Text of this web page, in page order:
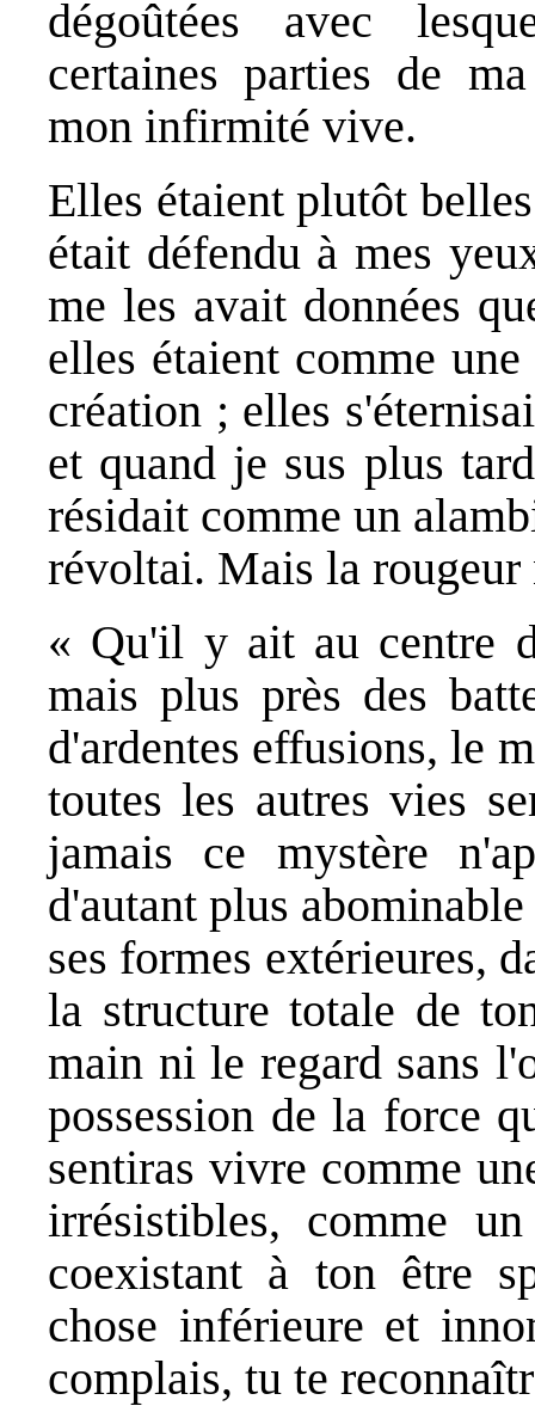
dégoûtées avec
certaines parties de
mon infirmité vive.
Elles étaient plutôt
était défendu à mes
me les avait données
elles étaient comme
création ; elles
et quand je sus plus
résidait comme un
révoltai. Mais la rougeur
« Qu'il y ait au centre
mais plus près des
d'ardentes effusions, le
toutes les autres vies
jamais ce mystère
d'autant plus
ses formes extérieures,
la structure totale de
main ni le regard sans
possession de la force
sentiras vivre comme
irrésistibles, comme
coexistant à ton être
chose inférieure et
complais, tu te